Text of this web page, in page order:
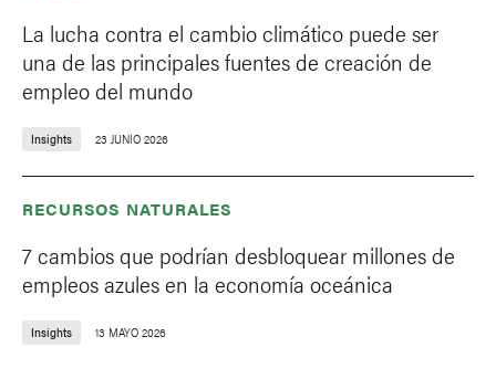
La lucha contra el cambio climático puede ser
una de las principales fuentes de creación de
empleo del mundo
Insights 23 JUNIO 2026
RECURSOS NATURALES
7 cambios que podrían desbloquear millones de
empleos azules en la economía oceánica
Insights 13 MAYO 2026